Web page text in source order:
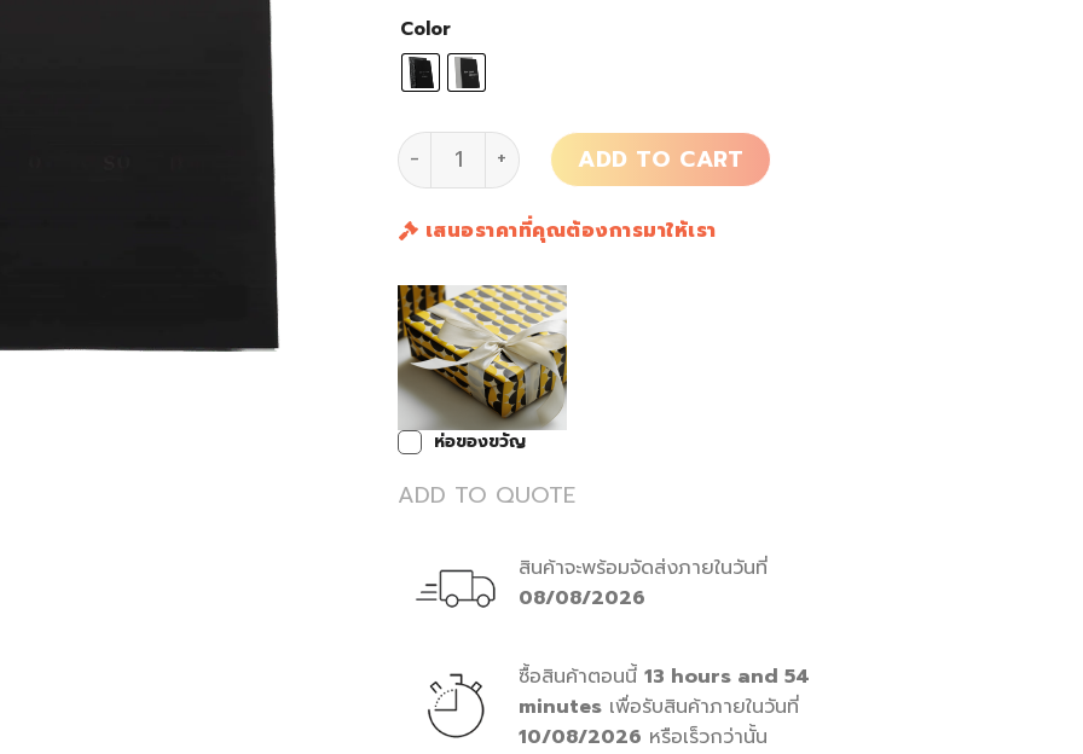
Color
ลำโพง Speaker Canvas quantity
ADD TO CART
เสนอราคาที่คุณต้องการมาให้เรา
ห่อของขวัญ
ADD TO QUOTE
สินค้าจะพร้อมจัดส่งภายในวันที่
08/08/2026
ซื้อสินค้าตอนนี้ 13 hours and 54
minutes เพื่อรับสินค้าภายในวันที่
10/08/2026 หรือเร็วกว่านั้น